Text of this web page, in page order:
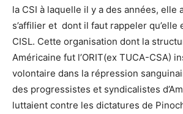
la CSI à laquelle il y a des années, elle
s’affilier et dont il faut rappeler qu’elle
CISL. Cette organisation dont la
Américaine fut l’ORIT(ex TUCA-CSA)
volontaire dans la répression
des progressistes et syndicalistes
luttaient contre les dictatures de